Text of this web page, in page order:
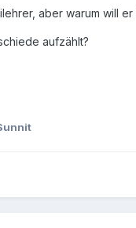
aber warum will er
aufzählt?